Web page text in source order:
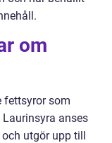
om
fettsyror som
anses
utgör upp till